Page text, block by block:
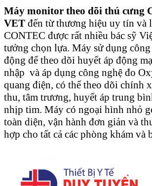
Máy monitor theo dõi thú cưng
VET đến từ thương hiệu uy tín và
CONTEC được rất nhiều bác sỹ
tưởng chọn lựa. Máy sử dụng
động để theo dõi huyết áp động
nhập và áp dụng công nghệ đo
quang điện, có thể theo dõi chính
thu, tâm trương, huyết áp trung
nhịp tim. Máy có ngoại hình nhỏ
toàn diện, vận hành đơn giản và
hợp cho tất cả các phòng khám và